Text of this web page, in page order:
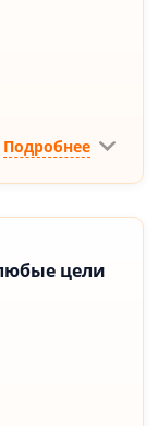
Подробнее
цели